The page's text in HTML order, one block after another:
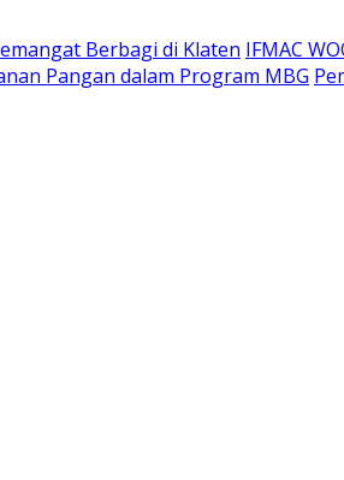
Berbagi di Klaten IFMAC
Pangan dalam Program MBG